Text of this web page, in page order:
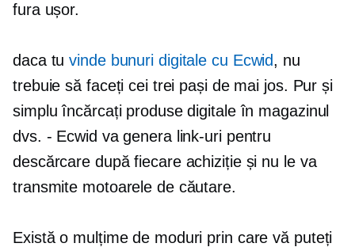
fura ușor.
daca tuvinde bunuri digitale cu Ecwid, nu
trebuie să faceți cei trei pași de mai jos. Pur și
simplu încărcați produse digitale în magazinul
dvs. - Ecwid va genera link-uri pentru
descărcare după fiecare achiziție și nu le va
transmite motoarele de căutare.
Există o mulțime de moduri prin care vă puteți